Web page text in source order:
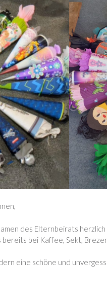
des Elternbeirats
bei Kaffee, Sekt,
eine schöne und